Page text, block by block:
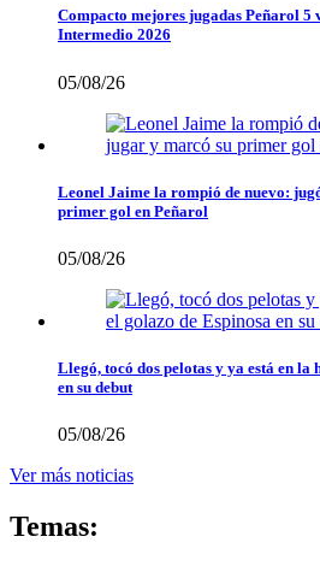
Compacto mejores jugadas Peñarol 5
Intermedio 2026
05/08/26
Leonel Jaime la rompió de nuevo:
primer gol en Peñarol
05/08/26
Llegó, tocó dos pelotas y ya está en
en su debut
05/08/26
Ver más noticias
Temas: